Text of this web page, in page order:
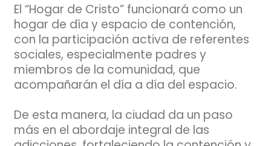
El “Hogar de Cristo” funcionará como un
hogar de día y espacio de contención,
con la participación activa de referentes
sociales, especialmente padres y
miembros de la comunidad, que
acompañarán el día a día del espacio.
De esta manera, la ciudad da un paso
más en el abordaje integral de las